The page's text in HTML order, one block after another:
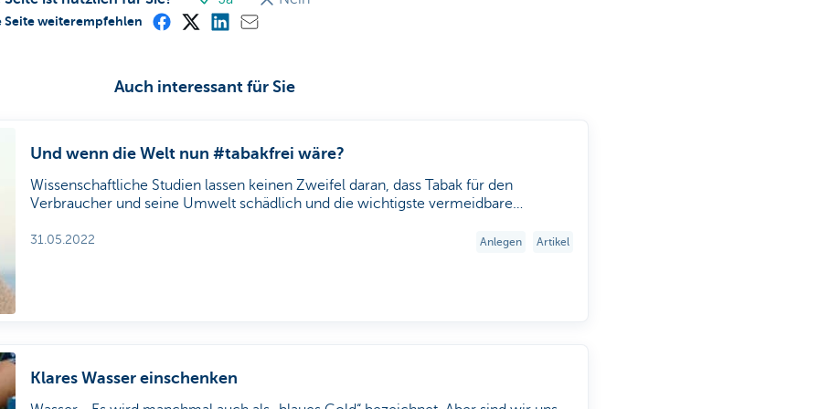
Seite weiterempfehlen
Auch interessant für Sie
Und wenn die Welt nun #tabakfrei wäre?
Wissenschaftliche Studien lassen keinen Zweifel daran, dass Tabak für den
Verbraucher und seine Umwelt schädlich und die wichtigste vermeidbare
jedes Jahr am 31. Mai den 'Weltnichtrauchertag', um auf die negativen
31.05.2022 Anlegen Artikel
Klares Wasser einschenken